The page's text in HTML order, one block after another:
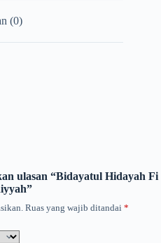
(0)
ulasan “Bidayatul Hidayah Fi
Ruas yang wajib ditandai *